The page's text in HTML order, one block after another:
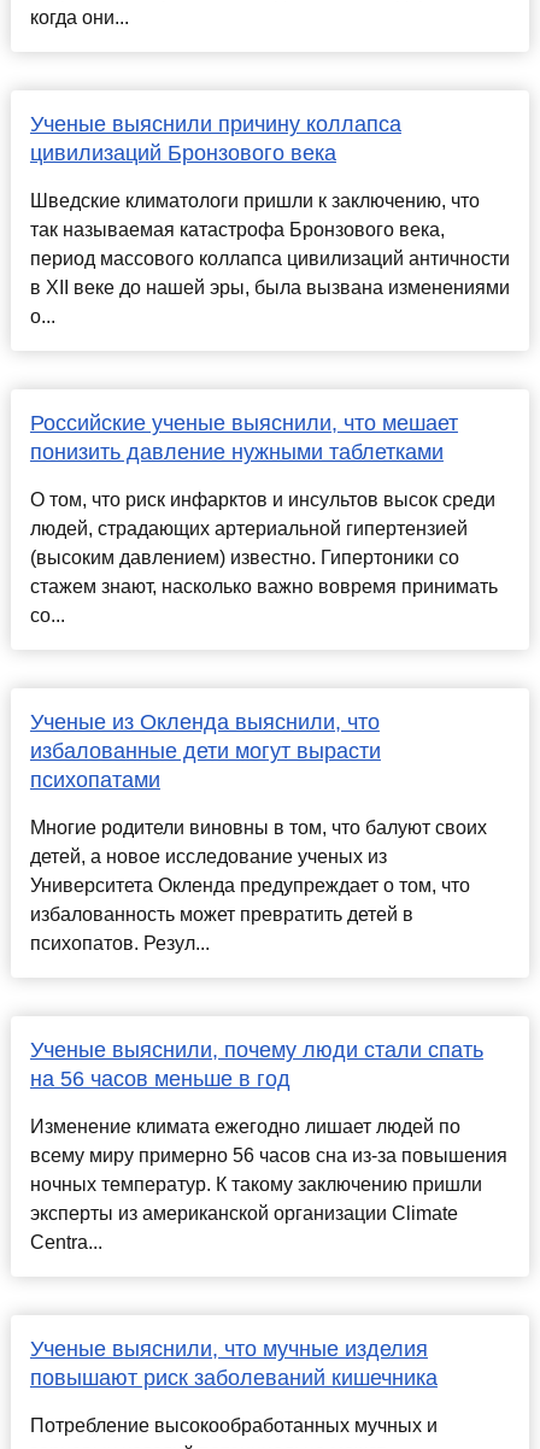
когда они...
Ученые выяснили причину коллапса
цивилизаций Бронзового века
Шведские климатологи пришли к заключению, что
так называемая катастрофа Бронзового века,
период массового коллапса цивилизаций античности
в XII веке до нашей эры, была вызвана изменениями
о...
Российские ученые выяснили, что мешает
понизить давление нужными таблетками
О том, что риск инфарктов и инсультов высок среди
людей, страдающих артериальной гипертензией
(высоким давлением) известно. Гипертоники со
стажем знают, насколько важно вовремя принимать
со...
Ученые из Окленда выяснили, что
избалованные дети могут вырасти
психопатами
Многие родители виновны в том, что балуют своих
детей, а новое исследование ученых из
Университета Окленда предупреждает о том, что
избалованность может превратить детей в
психопатов. Резул...
Ученые выяснили, почему люди стали спать
на 56 часов меньше в год
Изменение климата ежегодно лишает людей по
всему миру примерно 56 часов сна из-за повышения
ночных температур. К такому заключению пришли
эксперты из американской организации Climate
Centra...
Ученые выяснили, что мучные изделия
повышают риск заболеваний кишечника
Потребление высокообработанных мучных и